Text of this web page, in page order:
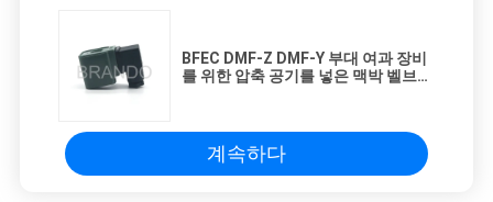
BFEC DMF-Z DMF-Y 부대 여과 장비
를 위한 압축 공기를 넣은 맥박 벨브
계속하다